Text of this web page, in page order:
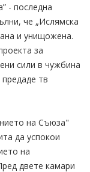
- последна
че „Ислямска
и унищожена.
за
сили в чужбина
тв
на Съюза"
да успокои
на
двете камари